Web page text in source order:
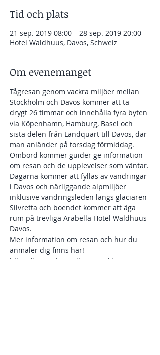
Tid och plats
21 sep. 2019 08:00 – 28 sep. 2019 20:00
Hotel Waldhuus, Davos, Schweiz
Om evenemanget
Tågresan genom vackra miljöer mellan
Stockholm och Davos kommer att ta
drygt 26 timmar och innehålla fyra byten
via Köpenhamn, Hamburg, Basel och
sista delen från Landquart till Davos, där
man anländer på torsdag förmiddag.
Ombord kommer guider ge information
om resan och de upplevelser som väntar.
Dagarna kommer att fyllas av vandringar
i Davos och närliggande alpmiljöer
inklusive vandringsleden längs glaciären
Silvretta och boendet kommer att äga
rum på trevliga Arabella Hotel Waldhuus
Davos.
Mer information om resan och hur du
anmäler dig finns här!
https://www.ving.se/tagresor/davos